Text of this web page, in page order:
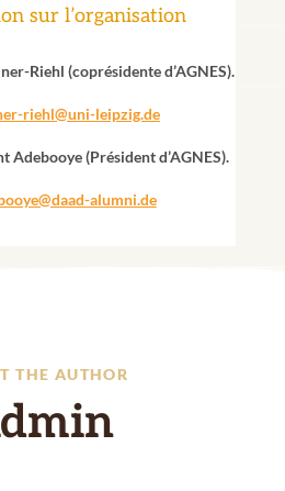
sur l’organisation
Riehl (coprésidente d’AGNES).
riehl@uni-leipzig.de
Adebooye (Président d’AGNES).
alumni.de
THE AUTHOR